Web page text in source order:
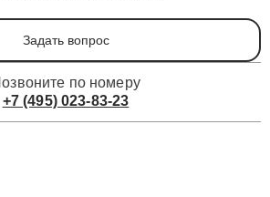
Задать вопрос
по номеру
+7 (495) 023-83-23